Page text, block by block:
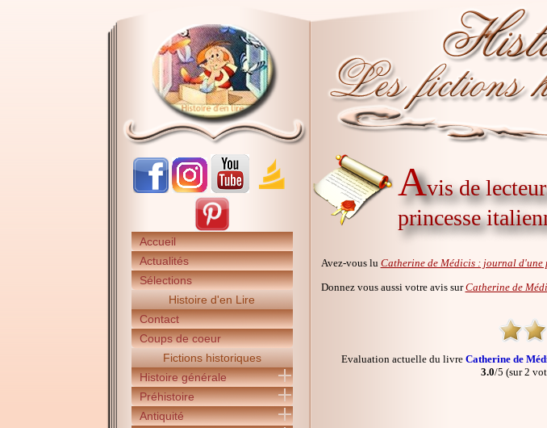
Accueil
Actualités
Sélections
Histoire d'en Lire
Contact
Coups de coeur
Fictions historiques
Histoire générale
Préhistoire
Antiquité
Avis de
princesse
Avez-vous lu Catherine de Médicis : journal d'une
Donnez vous aussi votre avis surCatherine de
Evaluation actuelle du livre Catherine de
3.0/5 (sur 2